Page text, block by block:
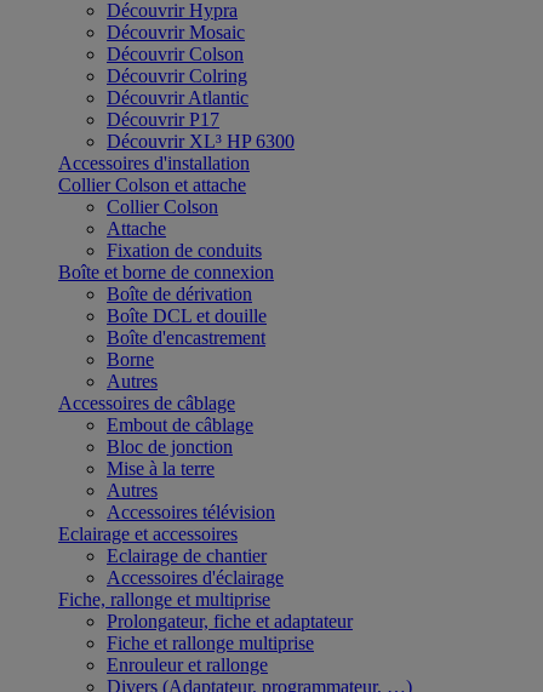
Découvrir Hypra
Découvrir Mosaic
Découvrir Colson
Découvrir Colring
Découvrir Atlantic
Découvrir P17
Découvrir XL³ HP 6300
Accessoires d'installation
Collier Colson et attache
Collier Colson
Attache
Fixation de conduits
Boîte et borne de connexion
Boîte de dérivation
Boîte DCL et douille
Boîte d'encastrement
Borne
Autres
Accessoires de câblage
Embout de câblage
Bloc de jonction
Mise à la terre
Autres
Accessoires télévision
Eclairage et accessoires
Eclairage de chantier
Accessoires d'éclairage
Fiche, rallonge et multiprise
Prolongateur, fiche et adaptateur
Fiche et rallonge multiprise
Enrouleur et rallonge
Divers (Adaptateur, programmateur, …)